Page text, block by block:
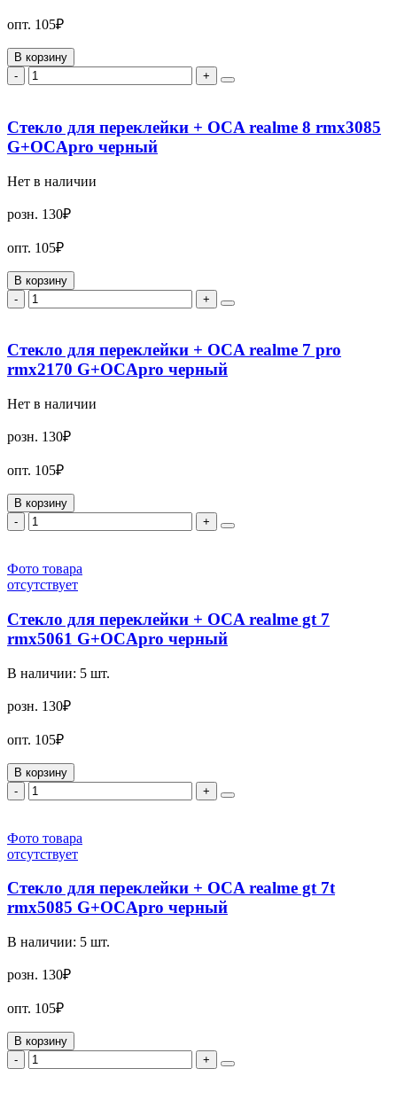
опт. 105₽
В корзину
-
+
Стекло для переклейки + OCA realme 8 rmx3085
G+OCApro черный
Нет в наличии
розн. 130₽
опт. 105₽
В корзину
-
+
Стекло для переклейки + OCA realme 7 pro
rmx2170 G+OCApro черный
Нет в наличии
розн. 130₽
опт. 105₽
В корзину
-
+
Фото товара
отсутствует
Стекло для переклейки + OCA realme gt 7
rmx5061 G+OCApro черный
В наличии: 5 шт.
розн. 130₽
опт. 105₽
В корзину
-
+
Фото товара
отсутствует
Стекло для переклейки + OCA realme gt 7t
rmx5085 G+OCApro черный
В наличии: 5 шт.
розн. 130₽
опт. 105₽
В корзину
-
+